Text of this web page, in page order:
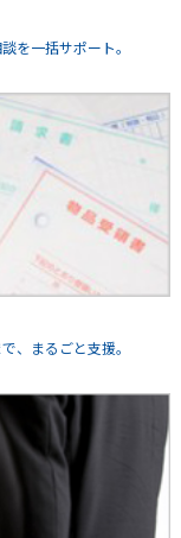
を一括サポート。
、まるごと支援。